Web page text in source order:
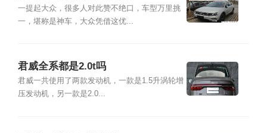
一提起大众，很多人对此赞不绝口，车型万里挑
一，堪称是神车，大众凭借这优...
君威全系都是2.0t吗
君威一共使用了两款发动机，一款是1.5升涡轮增
压发动机，另一款是2.0...